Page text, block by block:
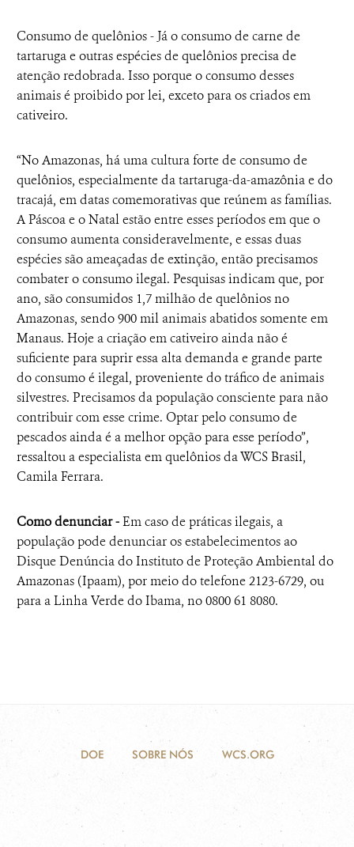
Consumo de quelônios - Já o consumo de carne de
tartaruga e outras espécies de quelônios precisa de
atenção redobrada. Isso porque o consumo desses
animais é proibido por lei, exceto para os criados em
cativeiro.
“No Amazonas, há uma cultura forte de consumo de
quelônios, especialmente da tartaruga-da-amazônia e do
tracajá, em datas comemorativas que reúnem as famílias.
A Páscoa e o Natal estão entre esses períodos em que o
consumo aumenta consideravelmente, e essas duas
espécies são ameaçadas de extinção, então precisamos
combater o consumo ilegal. Pesquisas indicam que, por
ano, são consumidos 1,7 milhão de quelônios no
Amazonas, sendo 900 mil animais abatidos somente em
Manaus. Hoje a criação em cativeiro ainda não é
suficiente para suprir essa alta demanda e grande parte
do consumo é ilegal, proveniente do tráfico de animais
silvestres. Precisamos da população consciente para não
contribuir com esse crime. Optar pelo consumo de
pescados ainda é a melhor opção para esse período”,
ressaltou a especialista em quelônios da WCS Brasil,
Camila Ferrara.
Como denunciar -Em caso de práticas ilegais, a
população pode denunciar os estabelecimentos ao
Disque Denúncia do Instituto de Proteção Ambiental do
Amazonas (Ipaam), por meio do telefone 2123-6729, ou
para a Linha Verde do Ibama, no 0800 61 8080.
DOE SOBRE NÓS WCS.ORG